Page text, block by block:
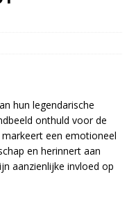
hun legendarische
onthuld voor de
een emotioneel
en herinnert aan
aanzienlijke invloed op